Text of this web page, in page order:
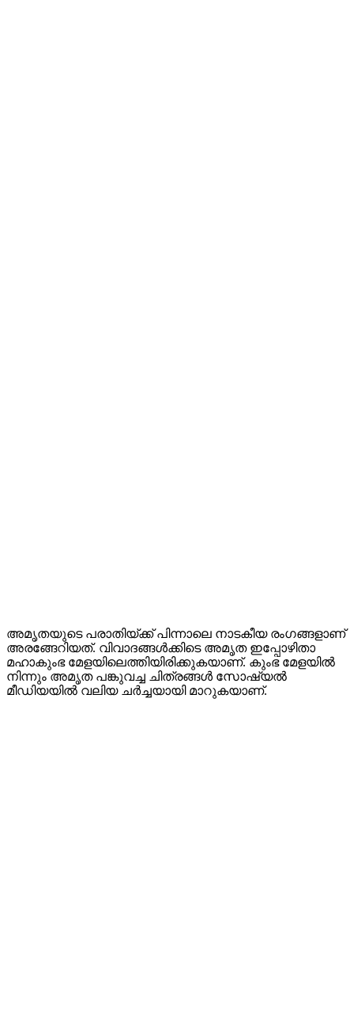
അമൃതയുടെ പരാതിയ്ക്ക് പിന്നാലെ നാടകീയ രംഗങ്ങളാണ്
അരങ്ങേറിയത്. വിവാദങ്ങള്‍ക്കിടെ അമൃത ഇപ്പോഴിതാ
മഹാകുംഭ മേളയിലെത്തിയിരിക്കുകയാണ്. കുംഭ മേളയില്‍
നിന്നും അമൃത പങ്കുവച്ച ചിത്രങ്ങള്‍ സോഷ്യല്‍
മീഡിയയില്‍ വലിയ ചര്‍ച്ചയായി മാറുകയാണ്.